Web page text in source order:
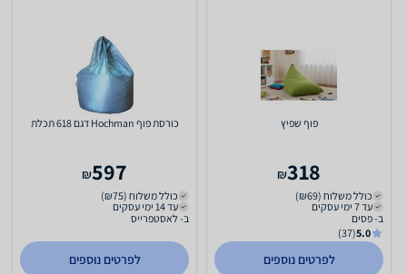
פוף שפיץ
318
₪
כולל משלוח (₪69)
עד 7 ימי עסקים
ב- פסים
5.0
(37)
לפרטים נוספים
כורסת פוף Hochman דגם 618 תכלת
597
₪
כולל משלוח (₪75)
עד 14 ימי עסקים
ב- לאסטפרייס
לפרטים נוספים